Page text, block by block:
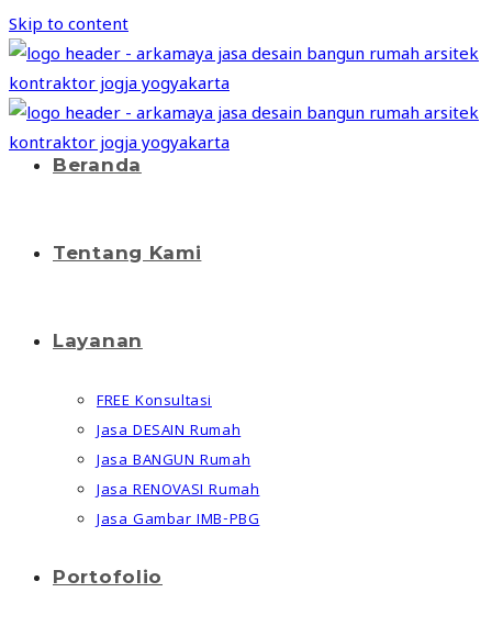
Skip to content
Beranda
Tentang Kami
Layanan
FREE Konsultasi
Jasa DESAIN Rumah
Jasa BANGUN Rumah
Jasa RENOVASI Rumah
Jasa Gambar IMB-PBG
Portofolio